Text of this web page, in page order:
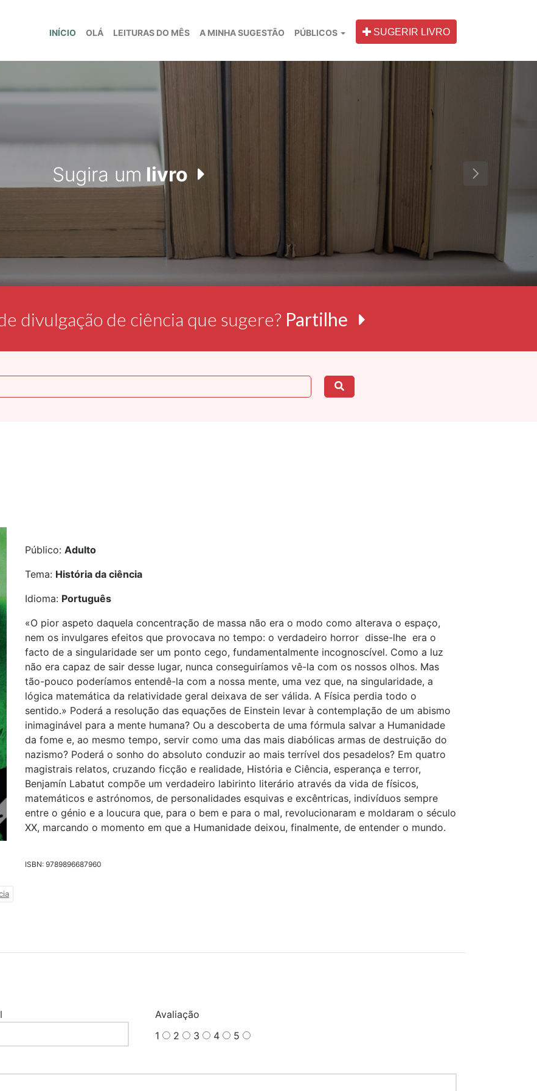
INÍCIO OLÁ(current)
LEITURAS DO MÊS A MINHA SUGESTÃO PÚBLICOS SUGERIR LIVRO
Next
divulgação de ciência que sugere? Partilhe
Público: Adulto
Tema: História da ciência
Idioma: Português
«O pior aspeto daquela concentração de massa não era o modo como alterava o espaço,
nem os invulgares efeitos que provocava no tempo: o verdadeiro horror  disse-lhe  era o
facto de a singularidade ser um ponto cego, fundamentalmente incognoscível. Como a luz
não era capaz de sair desse lugar, nunca conseguiríamos vê-la com os nossos olhos. Mas
tão-pouco poderíamos entendê-la com a nossa mente, uma vez que, na singularidade, a
lógica matemática da relatividade geral deixava de ser válida. A Física perdia todo o
sentido.» Poderá a resolução das equações de Einstein levar à contemplação de um abismo
inimaginável para a mente humana? Ou a descoberta de uma fórmula salvar a Humanidade
da fome e, ao mesmo tempo, servir como uma das mais diabólicas armas de destruição do
nazismo? Poderá o sonho do absoluto conduzir ao mais terrível dos pesadelos? Em quatro
magistrais relatos, cruzando ficção e realidade, História e Ciência, esperança e terror,
Benjamín Labatut compõe um verdadeiro labirinto literário através da vida de físicos,
matemáticos e astrónomos, de personalidades esquivas e excêntricas, indivíduos sempre
entre o génio e a loucura que, para o bem e para o mal, revolucionaram e moldaram o século
XX, marcando o momento em que a Humanidade deixou, finalmente, de entender o mundo.
ISBN: 9789896687960
Avaliação
1
2 3 4 5